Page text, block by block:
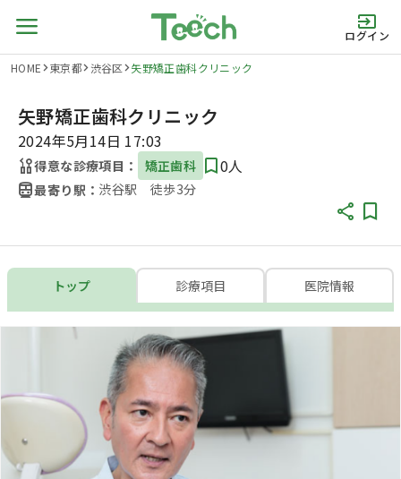
ログイン
HOME 東京都 渋谷区 矢野矯正歯科クリニック
矢野矯正歯科クリニック
2024年5月14日 17:03
得意な診療項目： 矯正歯科 0人
最寄り駅： 渋谷駅 徒歩3分
トップ 診療項目 医院情報